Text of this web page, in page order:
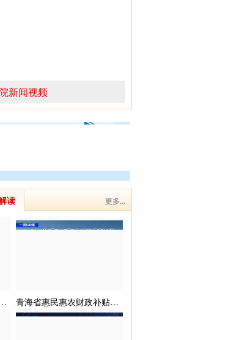
新闻视频
读 更多...
项目之【学前教育助学金】 青海省惠民惠农财政补贴政策项目之【村医及离岗老年村医补助政策】